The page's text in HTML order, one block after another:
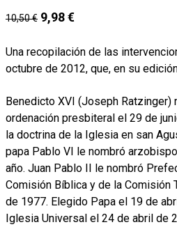
10,50€ 9,98€
Una recopilación de las
octubre de 2012, que, en su
Benedicto XVI (Joseph Ratzinger)
ordenación presbiteral el 29 de
la doctrina de la Iglesia en san
papa Pablo VI le nombró
año. Juan Pablo II le nombró
Comisión Bíblica y de la Comisión
de 1977. Elegido Papa el 19 de
Iglesia Universal el 24 de abril de